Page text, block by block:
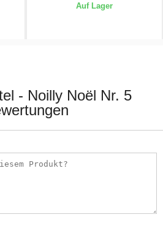
Auf Lager
- Noilly Noël Nr. 5